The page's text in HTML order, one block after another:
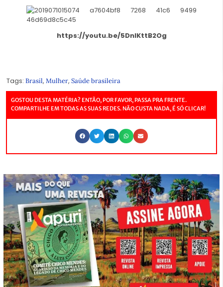
https://youtu.be/5DnIKttB2Og
Tags: Brasil, Mulher, Saúde brasileira
GOSTOU DESTA MATÉRIA? ENTÃO, POR FAVOR, PASSA PRA FRENTE.
COMPARTILHE EM TODAS AS SUAS REDES. NÃO CUSTA NADA, É SÓ CLICAR!